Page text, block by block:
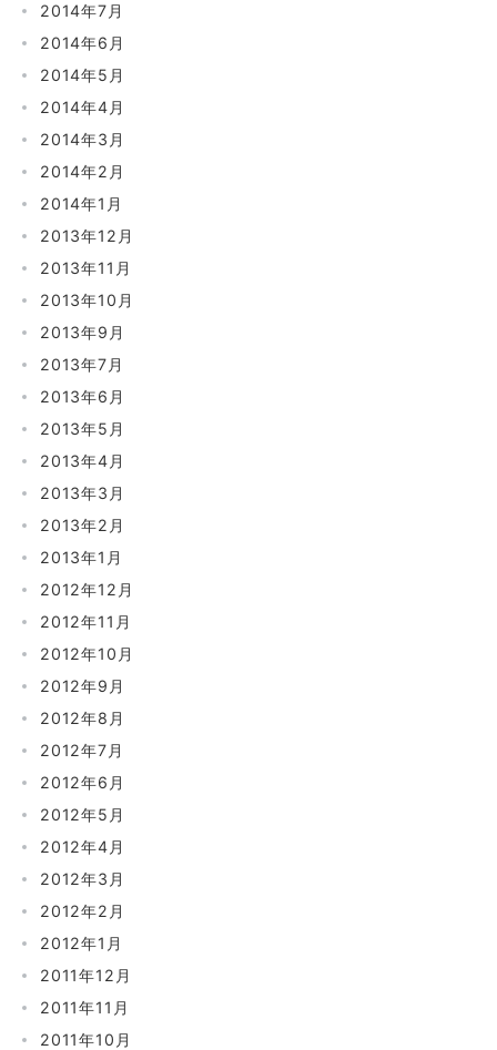
2014年7月
2014年6月
2014年5月
2014年4月
2014年3月
2014年2月
2014年1月
2013年12月
2013年11月
2013年10月
2013年9月
2013年7月
2013年6月
2013年5月
2013年4月
2013年3月
2013年2月
2013年1月
2012年12月
2012年11月
2012年10月
2012年9月
2012年8月
2012年7月
2012年6月
2012年5月
2012年4月
2012年3月
2012年2月
2012年1月
2011年12月
2011年11月
2011年10月